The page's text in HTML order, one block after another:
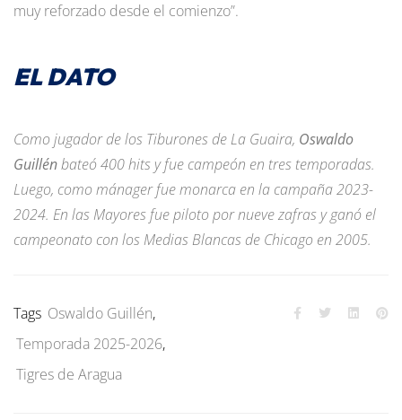
muy reforzado desde el comienzo”.
EL DATO
Como jugador de los Tiburones de La Guaira, Oswaldo
Guillénbateó 400 hits y fue campeón en tres temporadas.
Luego, como mánager fue monarca en la campaña 2023-
2024. En las Mayores fue piloto por nueve zafras y ganó el
campeonato con los Medias Blancas de Chicago en 2005.
Tags Oswaldo Guillén,
Temporada 2025-2026,
Tigres de Aragua